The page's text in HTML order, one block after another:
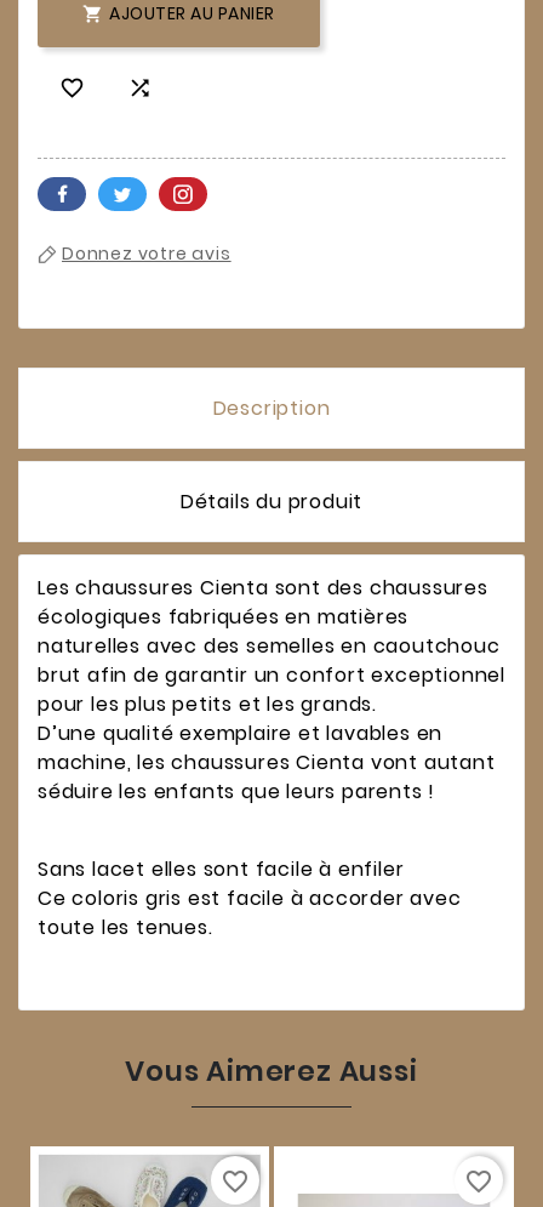
 AJOUTER AU PANIER
 
Donnez votre avis
Description
Détails du produit
Les chaussures Cienta sont des chaussures
écologiques fabriquées en matières
naturelles avec des semelles en caoutchouc
brut afin de garantir un confort exceptionnel
pour les plus petits et les grands.
D’une qualité exemplaire et lavables en
machine, les chaussures Cienta vont autant
séduire les enfants que leurs parents !
Sans lacet elles sont facile à enfiler
Ce coloris gris est facile à accorder avec
toute les tenues.
Vous Aimerez Aussi
favorite_border favorite_border